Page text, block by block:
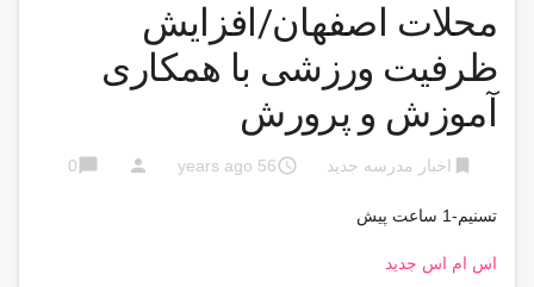
محلات اصفهان/افزایش
ظرفیت ورزشی با همکاری
آموزش و پرورش
bookmark اخبار مدرسه جدید access_time
56 years ago
person
chat_bubble
0
تسنیم-1 ساعت پیش
اس ام اس جدید